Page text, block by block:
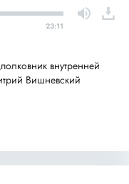
23:11
внутренней
Вишневский